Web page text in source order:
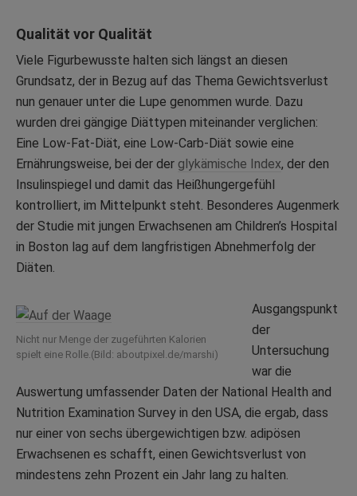
Qualität vor Qualität
Viele Figurbewusste halten sich längst an diesen
Grundsatz, der in Bezug auf das Thema Gewichtsverlust
nun genauer unter die Lupe genommen wurde. Dazu
wurden drei gängige Diättypen miteinander verglichen:
Eine Low-Fat-Diät, eine Low-Carb-Diät sowie eine
Ernährungsweise, bei der der glykämische Index, der den
Insulinspiegel und damit das Heißhungergefühl
kontrolliert, im Mittelpunkt steht. Besonderes Augenmerk
der Studie mit jungen Erwachsenen am Children’s Hospital
in Boston lag auf dem langfristigen Abnehmerfolg der
Diäten.
Nicht nur Menge der zugeführten Kalorien
spielt eine Rolle.(Bild: aboutpixel.de/marshi)
Ausgangspunkt
der
Untersuchung
war die
Auswertung umfassender Daten der National Health and
Nutrition Examination Survey in den USA, die ergab, dass
nur einer von sechs übergewichtigen bzw. adipösen
Erwachsenen es schafft, einen Gewichtsverlust von
mindestens zehn Prozent ein Jahr lang zu halten.